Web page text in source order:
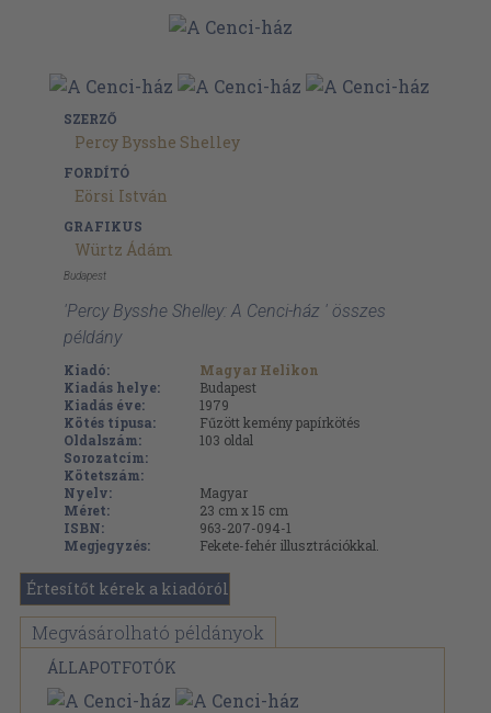
SZERZŐ
Percy Bysshe Shelley
FORDÍTÓ
Eörsi István
GRAFIKUS
Würtz Ádám
Budapest
'Percy Bysshe Shelley: A Cenci-ház ' összes
példány
Kiadó:
Magyar Helikon
Kiadás helye:
Budapest
Kiadás éve:
1979
Kötés típusa:
Fűzött kemény papírkötés
Oldalszám:
103 oldal
Sorozatcím:
Kötetszám:
Nyelv:
Magyar
Méret:
23 cm x 15 cm
ISBN:
963-207-094-1
Megjegyzés:
Fekete-fehér illusztrációkkal.
Értesítőt kérek a kiadóról
Megvásárolható példányok
ÁLLAPOTFOTÓK